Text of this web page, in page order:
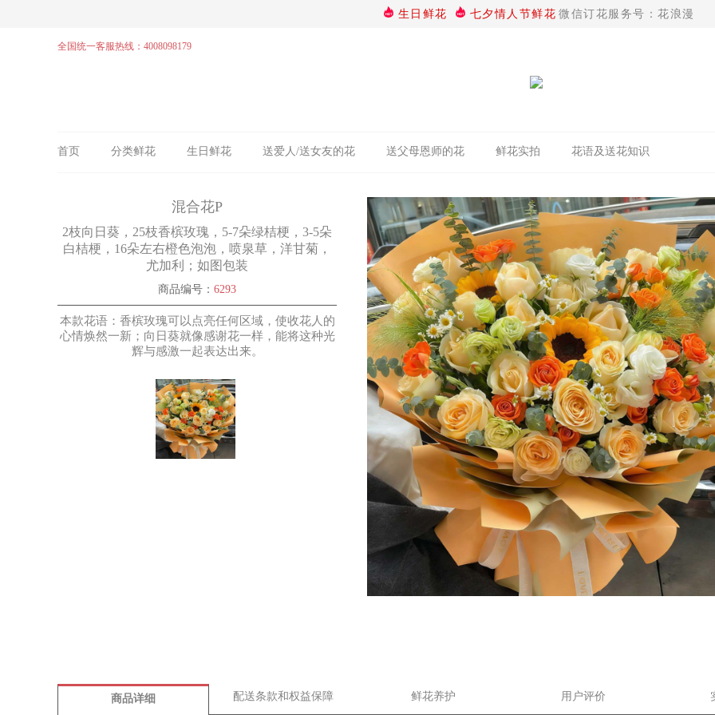
生日鲜花 七夕情人节鲜花 微信订花服务号：花浪漫
全国统一客服热线：4008098179
首页 分类鲜花 生日鲜花 送爱人/送女友的花 送父母恩师的花 鲜花实拍 花语及送花知识
混合花P
2枝向日葵，25枝香槟玫瑰，5-7朵绿桔梗，3-5朵
白桔梗，16朵左右橙色泡泡，喷泉草，洋甘菊，
尤加利；如图包装
商品编号： 6293
本款花语：香槟玫瑰可以点亮任何区域，使收花人的
心情焕然一新；向日葵就像感谢花一样，能将这种光
辉与感激一起表达出来。
商品详细 配送条款和权益保障 鲜花养护 用户评价